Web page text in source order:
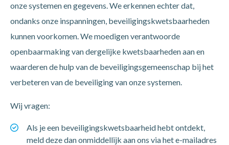
onze systemen en gegevens. We erkennen echter dat,
ondanks onze inspanningen, beveiligingskwetsbaarheden
kunnen voorkomen.We moedigen verantwoorde
openbaarmaking van dergelijke kwetsbaarheden aan en
waarderen de hulp van de beveiligingsgemeenschap bij het
verbeteren van de beveiliging van onze systemen.
Wij vragen:
Als je een beveiligingskwetsbaarheid hebt ontdekt,
meld deze dan onmiddellijk aan ons via het e-mailadres